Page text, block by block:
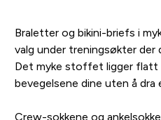
Braletter og bikini-briefs i
valg under treningsøkter der
Det myke stoffet ligger flatt
bevegelsene dine uten å dra
Crew-sokkene og